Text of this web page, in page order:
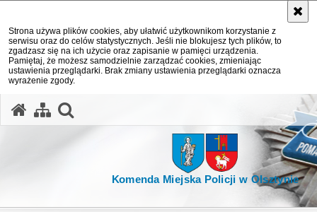
Strona używa plików cookies, aby ułatwić użytkownikom korzystanie z
serwisu oraz do celów statystycznych. Jeśli nie blokujesz tych plików, to
zgadzasz się na ich użycie oraz zapisanie w pamięci urządzenia.
Pamiętaj, że możesz samodzielnie zarządzać cookies, zmieniając
ustawienia przeglądarki. Brak zmiany ustawienia przeglądarki oznacza
wyrażenie zgody.
Komenda Miejska Policji w Olsztynie